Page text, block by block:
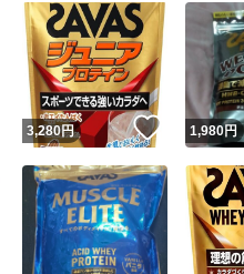
取引実
他フリ
スピード&
※このバッジ
スピー
コ
いいね！
3,280円 いいね！
1,980円